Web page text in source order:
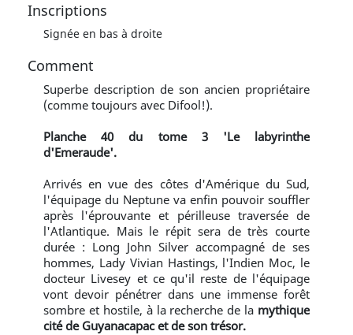
Inscriptions
Signée en bas à droite
Comment
Superbe description de son ancien propriétaire
(comme toujours avec Difool!).
Planche 40 du tome 3 'Le labyrinthe
d'Emeraude'.
Arrivés en vue des côtes d'Amérique du Sud,
l'équipage du Neptune va enfin pouvoir souffler
après l'éprouvante et périlleuse traversée de
l'Atlantique. Mais le répit sera de très courte
durée : Long John Silver accompagné de ses
hommes, Lady Vivian Hastings, l'Indien Moc, le
docteur Livesey et ce qu'il reste de l'équipage
vont devoir pénétrer dans une immense forêt
sombre et hostile, à la recherche de la mythique
cité de Guyanacapacet de son trésor.